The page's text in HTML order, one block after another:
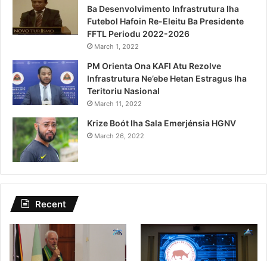
Ba Desenvolvimento Infrastrutura Iha
Futebol Hafoin Re-Eleitu Ba Presidente
FFTL Periodu 2022-2026
March 1, 2022
PM Orienta Ona KAFI Atu Rezolve
Infrastrutura Ne’ebe Hetan Estragus Iha
Teritoriu Nasional
March 11, 2022
Krize Boót Iha Sala Emerjénsia HGNV
March 26, 2022
Recent